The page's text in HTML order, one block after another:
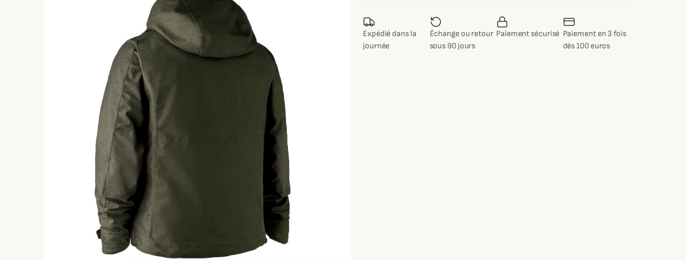
Expédié dans la
journée
Échange ou retour
sous 90 jours
Paiement sécurisé Paiement en 3 fois
dès 100 euros